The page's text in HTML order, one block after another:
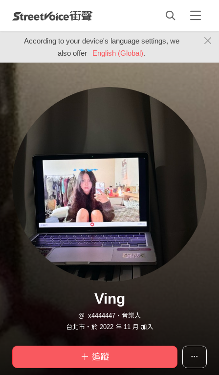
According to your device's language settings, we
also offer
English (Global).
Ving
@_x4444447・音樂人
台北市・於 2022 年 11 月 加入
＋ 追蹤